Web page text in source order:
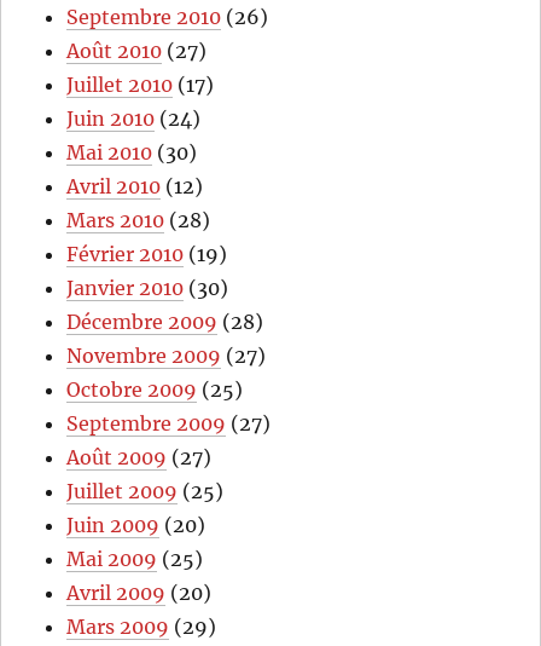
Septembre 2010 (26)
Août 2010 (27)
Juillet 2010 (17)
Juin 2010 (24)
Mai 2010 (30)
Avril 2010 (12)
Mars 2010 (28)
Février 2010 (19)
Janvier 2010 (30)
Décembre 2009 (28)
Novembre 2009 (27)
Octobre 2009 (25)
Septembre 2009 (27)
Août 2009 (27)
Juillet 2009 (25)
Juin 2009 (20)
Mai 2009 (25)
Avril 2009 (20)
Mars 2009 (29)